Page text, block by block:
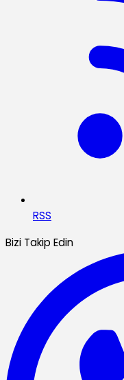
RSS
Bizi Takip Edin